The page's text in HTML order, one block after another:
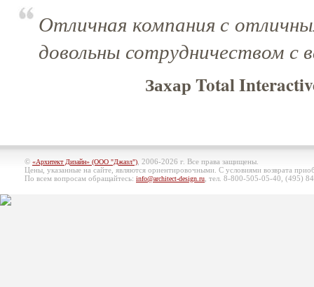
Отличная компания с
довольны сотрудничеством с
Захар Total
© «Архитект Дизайн» (ООО "Джазл") , 2006-2026 г. Все права защищены.
Цены, указанные на сайте, являются ориентировочными. С условиями возврата
По всем вопросам обращайтесь: info@architect-design.ru , тел. 8-800-505-05-40, (495)